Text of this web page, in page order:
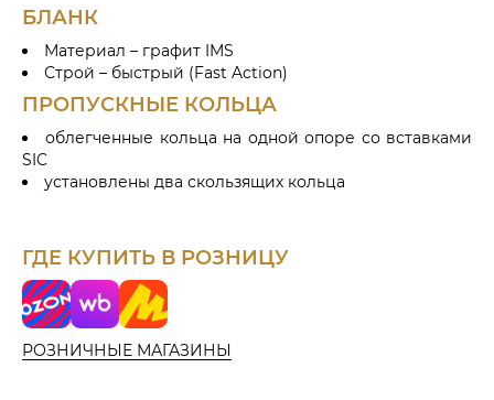
БЛАНК
Материал – графит IMS
Строй – быстрый (Fast Action)
ПРОПУСКНЫЕ КОЛЬЦА
облегченные кольца на одной опоре со вставками
SIC
установлены два скользящих кольца
ГДЕ КУПИТЬ В РОЗНИЦУ
o
z
o
n
W
i
d
Я
н
д
е
РОЗНИЧНЫЕ МАГАЗИНЫ